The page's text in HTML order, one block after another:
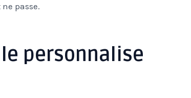
passe.
personnalise